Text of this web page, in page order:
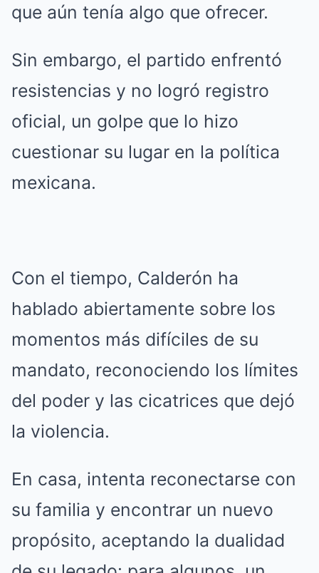
que aún tenía algo que ofrecer.
Sin embargo, el partido enfrentó
resistencias y no logró registro
oficial, un golpe que lo hizo
cuestionar su lugar en la política
mexicana.
Con el tiempo, Calderón ha
hablado abiertamente sobre los
momentos más difíciles de su
mandato, reconociendo los límites
del poder y las cicatrices que dejó
la violencia.
En casa, intenta reconectarse con
su familia y encontrar un nuevo
propósito, aceptando la dualidad